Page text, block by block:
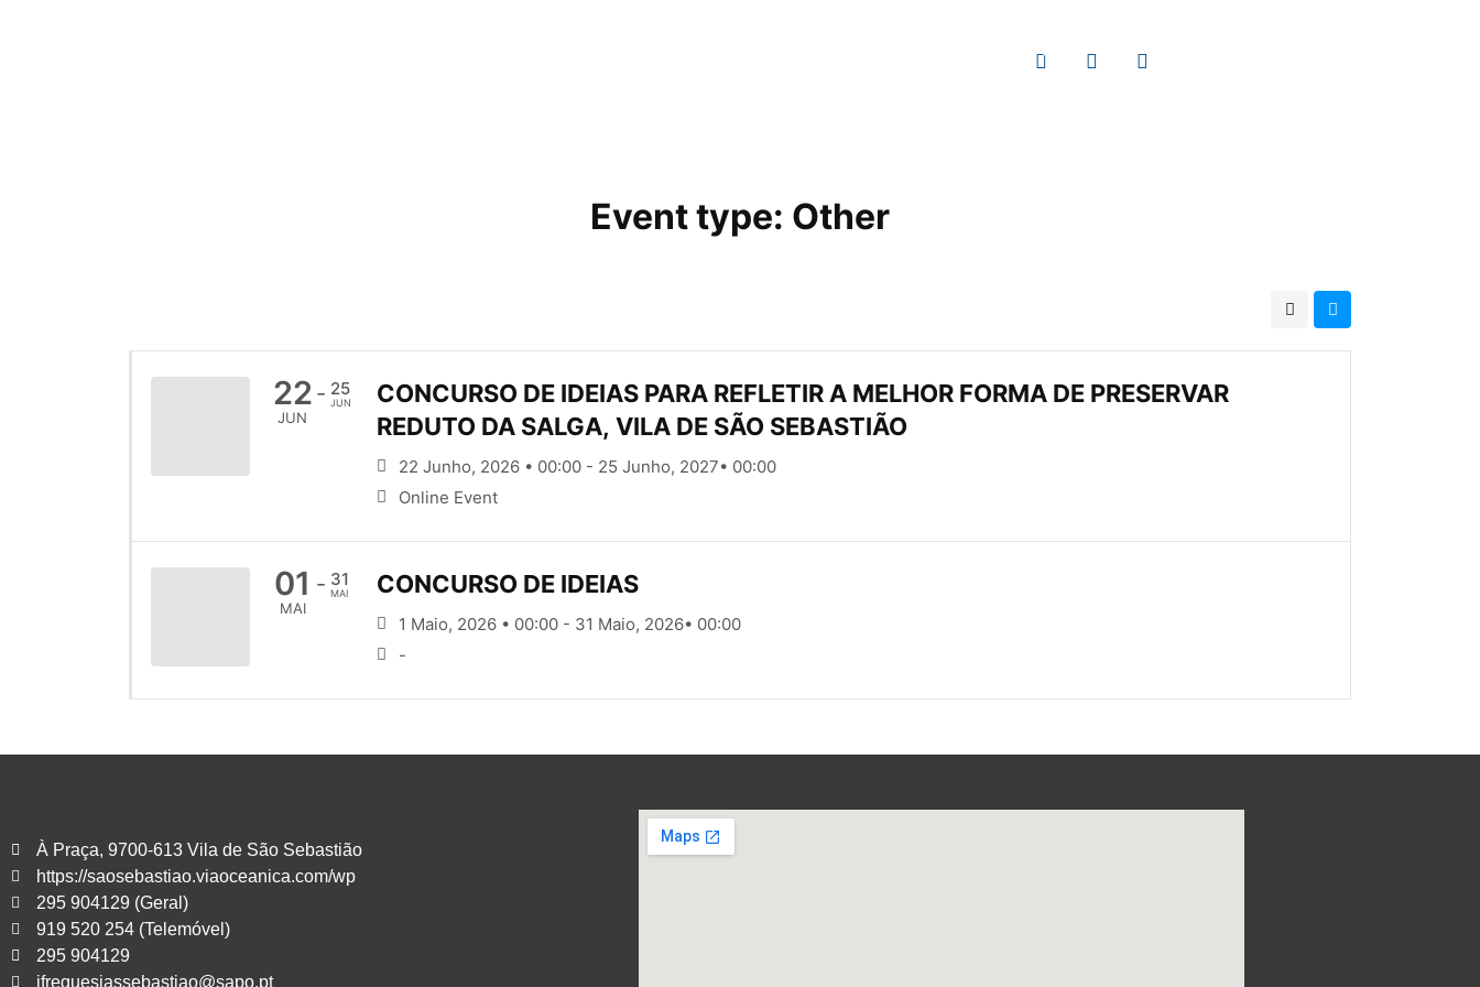
CONTACTOS
Event type: Other
22
JUN
- 25
JUN
CONCURSO DE IDEIAS PARA REFLETIR A MELHOR FORMA DE PRESERVAR
REDUTO DA SALGA, VILA DE SÃO SEBASTIÃO
22 Junho, 2026 • 00:00 - 25 Junho, 2027• 00:00
Online Event
01
MAI
- 31
MAI CONCURSO DE IDEIAS
1 Maio, 2026 • 00:00 - 31 Maio, 2026• 00:00
-
À Praça, 9700-613 Vila de São Sebastião
https://saosebastiao.viaoceanica.com/wp
295 904129 (Geral)
919 520 254 (Telemóvel)
295 904129
jfreguesiassebastiao@sapo.pt